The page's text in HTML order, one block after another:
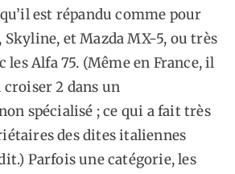
est répandu comme pour
Skyline, et Mazda MX-5, ou très
les Alfa 75. (Même en France, il
croiser 2 dans un
spécialisé ; ce qui a fait très
des dites italiennes
Parfois une catégorie, les